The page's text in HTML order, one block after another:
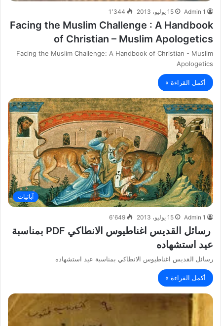
Admin 1 15 يوليو، 2013 1٬344
Facing the Muslim Challenge : A Handbook
of Christian – Muslim Apologetics
Facing the Muslim Challenge: A Handbook of Christian - Muslim
Apologetics
أكمل القراءة »
آبائيات
Admin 1 15 يوليو، 2013 6٬649
رسائل القديس اغناطيوس الانطاكي PDF بمناسبة
عيد استشهاده
رسائل القديس اغناطيوس الانطاكي بمناسبة عيد استشهاده
أكمل القراءة »